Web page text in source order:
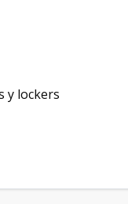
y lockers